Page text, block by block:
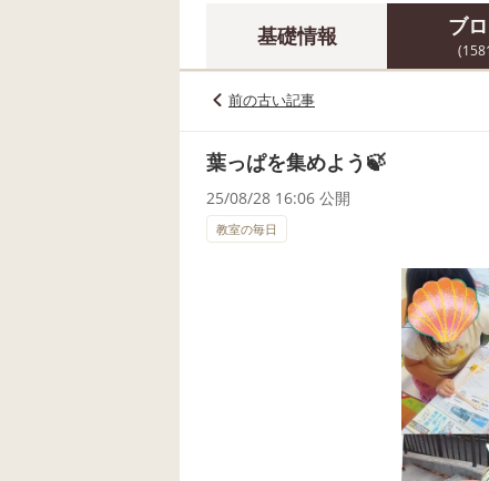
基礎情報 ブ
前の古い記事
葉っぱを集めよう🍃
25/08/28 16:06 公開
教室の毎日